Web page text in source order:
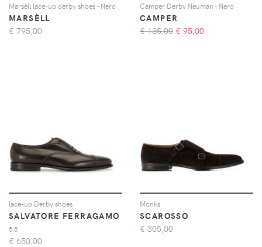
Marsèll lace-up derby shoes - Nero
MARSÈLL
€ 795,00
Camper Derby Neuman - Nero
CAMPER
€ 135,00 € 95,00
lace-up Derby shoes
SALVATORE FERRAGAMO
5.5
€ 650,00
Monks
SCAROSSO
€ 305,00